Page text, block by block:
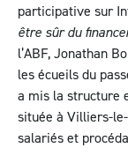
participative sur
être sûr du
l’ABF, Jonathan
les écueils du
a mis la structure
située à Villiers-
salariés et